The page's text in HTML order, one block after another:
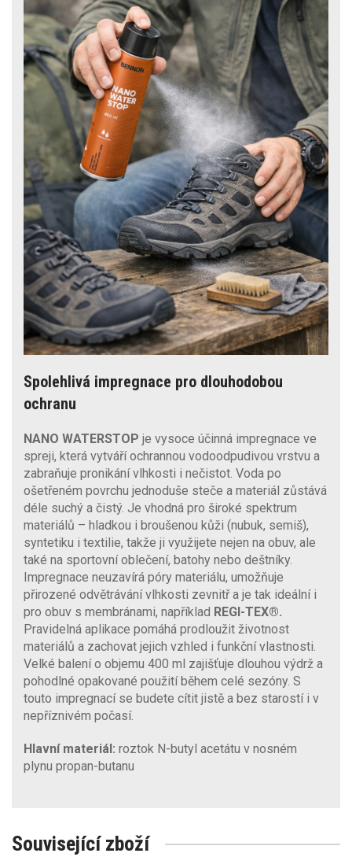
Spolehlivá impregnace pro dlouhodobou
ochranu
NANO WATERSTOP je vysoce účinná impregnace ve
spreji, která vytváří ochrannou vodoodpudivou vrstvu a
zabraňuje pronikání vlhkosti i nečistot. Voda po
ošetřeném povrchu jednoduše steče a materiál zůstává
déle suchý a čistý. Je vhodná pro široké spektrum
materiálů – hladkou i broušenou kůži (nubuk, semiš),
syntetiku i textilie, takže ji využijete nejen na obuv, ale
také na sportovní oblečení, batohy nebo deštníky.
Impregnace neuzavírá póry materiálu, umožňuje
přirozené odvětrávání vlhkosti zevnitř a je tak ideální i
pro obuv s membránami, například REGI-TEX®.
Pravidelná aplikace pomáhá prodloužit životnost
materiálů a zachovat jejich vzhled i funkční vlastnosti.
Velké balení o objemu 400 ml zajišťuje dlouhou výdrž a
pohodlné opakované použití během celé sezóny. S
touto impregnací se budete cítit jistě a bez starostí i v
nepříznivém počasí.
Hlavní materiál: roztok N-butyl acetátu v nosném
plynu propan-butanu
Související zboží